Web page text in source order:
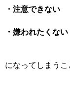
・注意できない
・嫌われたくない
になってしまうこ